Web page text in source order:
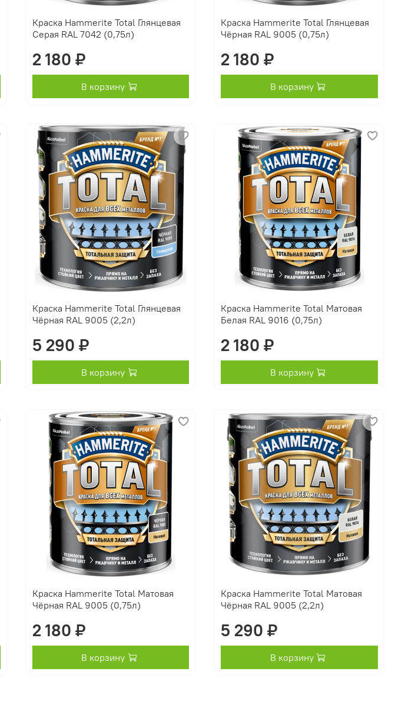
Краска Hammerite Total Глянцевая
Серая RAL 7042 (0,75л)
2 180 ₽
В корзину
Краска Hammerite Total Глянцевая
Чёрная RAL 9005 (0,75л)
2 180 ₽
В корзину
Краска Hammerite Total Глянцевая
Чёрная RAL 9005 (2,2л)
5 290 ₽
В корзину
Краска Hammerite Total Матовая
Белая RAL 9016 (0,75л)
2 180 ₽
В корзину
Краска Hammerite Total Матовая
Чёрная RAL 9005 (0,75л)
2 180 ₽
В корзину
Краска Hammerite Total Матовая
Чёрная RAL 9005 (2,2л)
5 290 ₽
В корзину